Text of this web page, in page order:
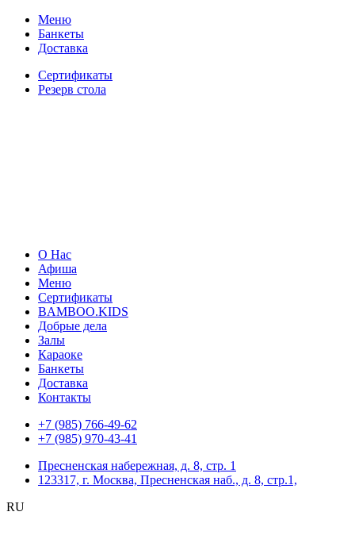
Меню
Банкеты
Доставка
Сертификаты
Резерв стола
О Нас
Афиша
Меню
Сертификаты
BAMBOO.KIDS
Добрые дела
Залы
Караоке
Банкеты
Доставка
Контакты
+7 (985) 766-49-62
+7 (985) 970-43-41
Пресненская набережная, д. 8, стр. 1
123317, г. Москва, Пресненская наб., д. 8, стр.1,
RU